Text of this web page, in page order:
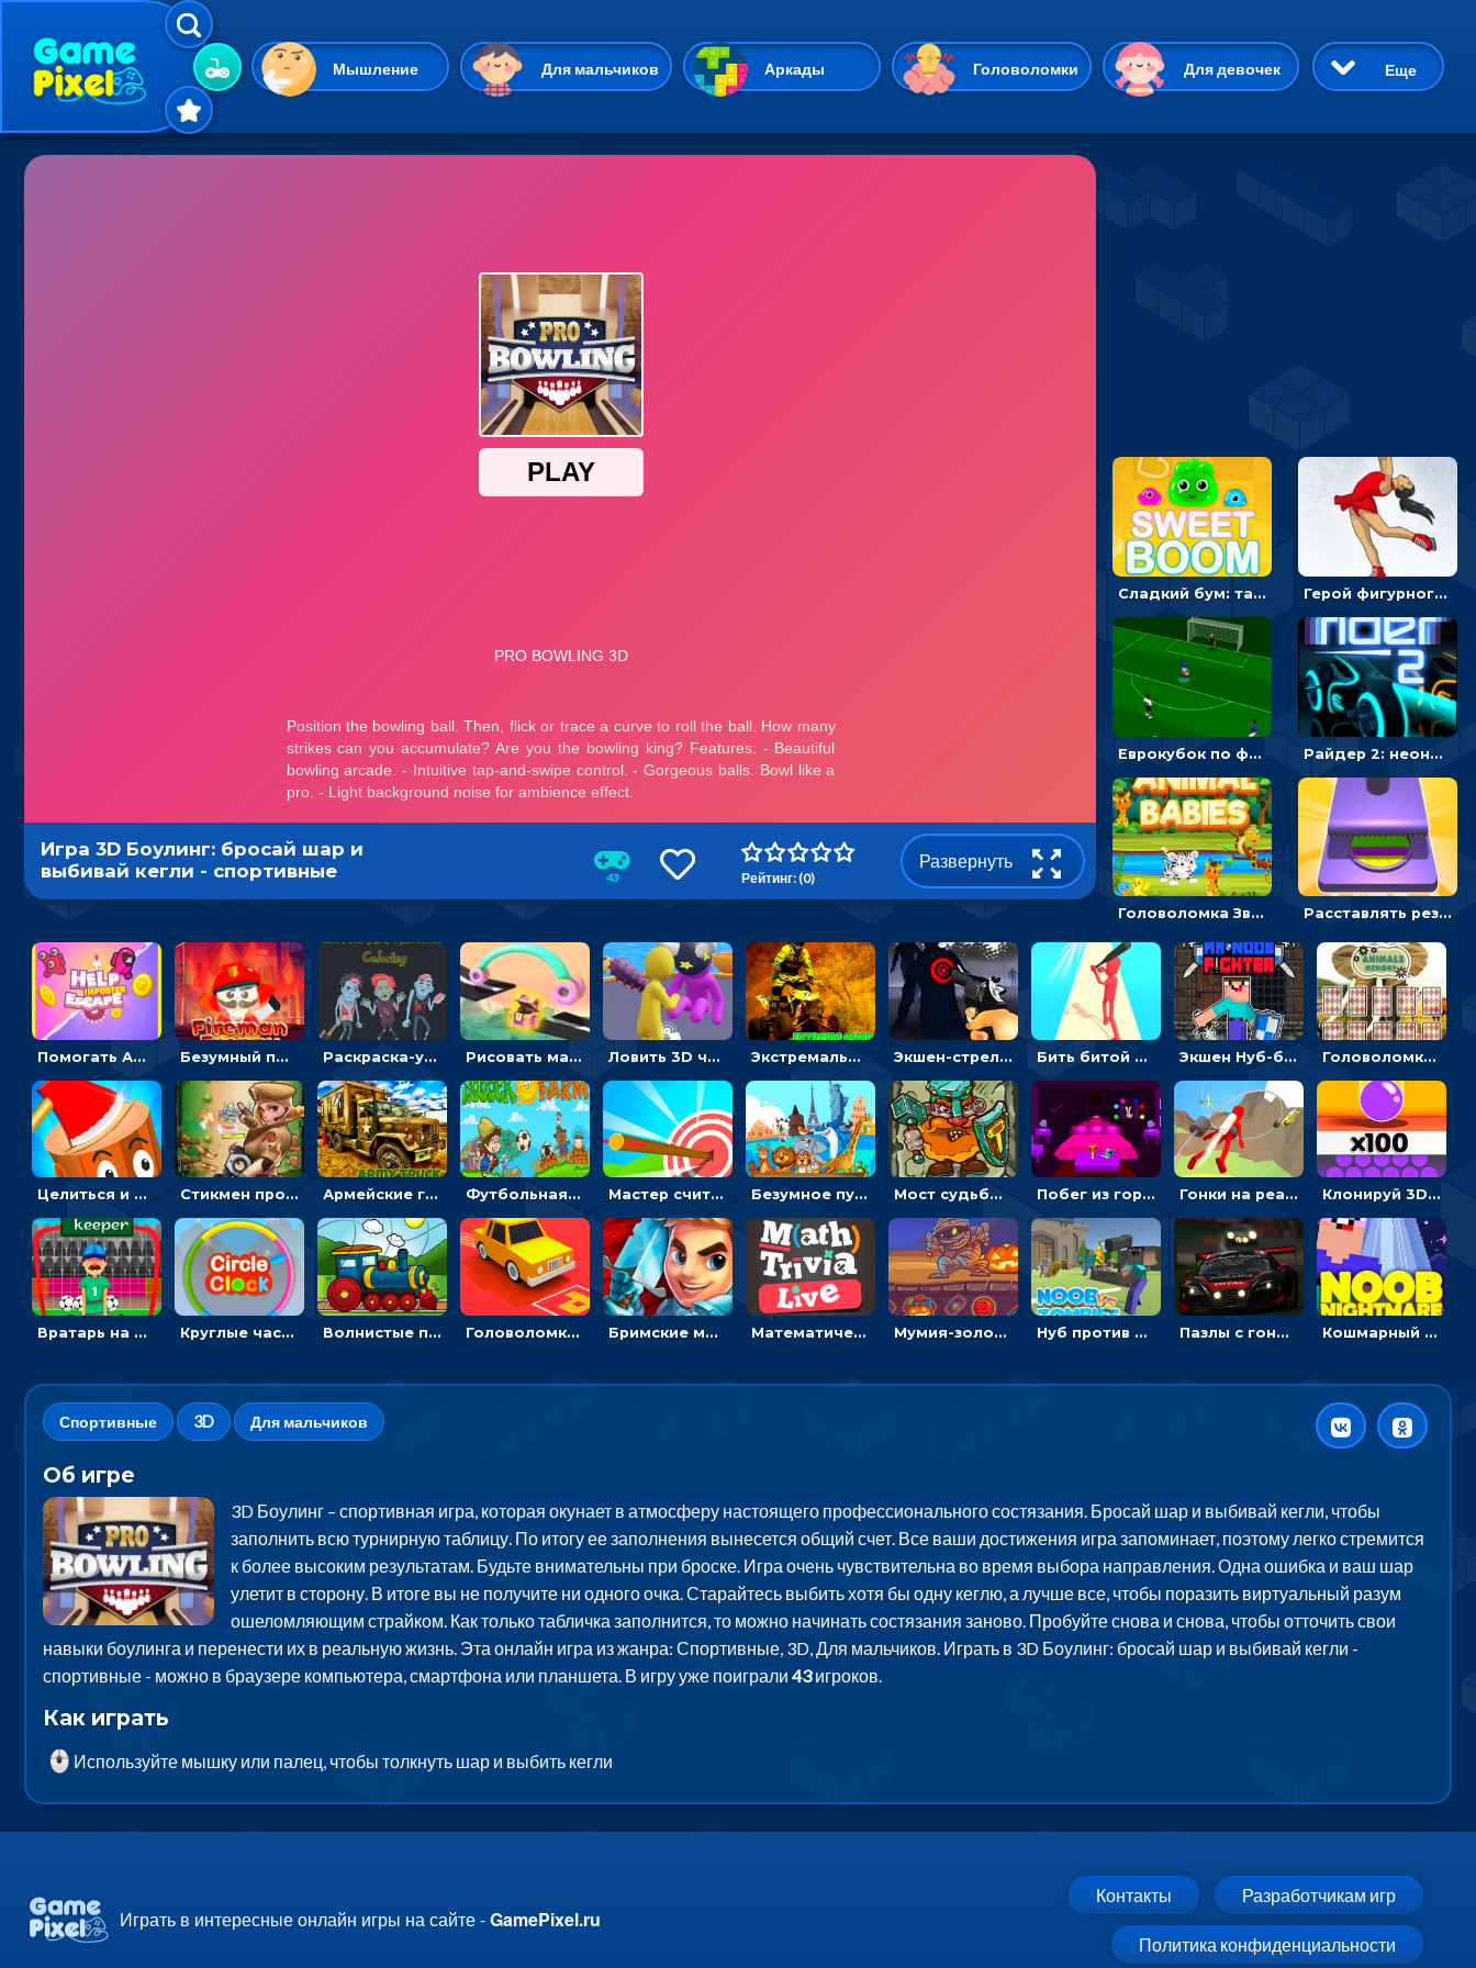
Мышление Для мальчиков Аркады Головоломки Для девочек
Гиперказуальные Казуальные Веселые 3D Приключения
Симуляторы
Пасьянс
Еще
Сладкий бум: тапнуть, чтобы взорвать желейки - головоломка Герой фигурного катания - спортивные соревнования онлайн
Еврокубок по футболу 2021 в 3D: пасуй мяч и бей по воротам соперника Райдер 2: неоновые гонки на мотоциклах
Головоломка Звери-малыши: открывай карточки по очереди, чтобы найти одинаковые Расставлять резиновые кубики, чтобы делать поп-ит - гиперказуальные
Игра 3D Боулинг: бросай шар и
выбивай кегли - спортивные
43 Рейтинг: (0)
Развернуть
Помогать Амонг Ас бежать из комнаты через преграды - приключения Безумный пожарный: направлять шланг, чтобы тушить горящие бревна Раскраска-ужастик: разукрась зомби и скелетов Рисовать машину и выигрывать гонку - для мальчиков Ловить 3D человечком своего цвета и собирать драгоценности - гиперказуалка Экстремальные пазлы с квадроциклами: собирать крутые тачки Экшен-стрелялка по зомби: целиться и попадать в бегущих монстров Бить битой по шарику, чтобы сбивать кубики с буквами на пути к финишу - 3D Экшен Нуб-боец: прыгать через препятствия или бить врагов мечом Головоломка с животными: переворачивать карточки, чтобы находить пару
Целиться и метать топор в 3D мишени Стикмен против Зомби: стрелять в зомби и развивать воина Армейские грузовики в пазлах: собери военную машину Футбольная ферма: бей по мячу, чтобы забивать в ворота и ловить звезды Мастер считать стрелы: увеличивать запас, чтобы поразить больше целей Безумное путешествие друзей по миру: собирать пазлы из фото с животными Мост судьбы: прыгать по платформам и бить молотом орков Побег из горной деревни: решай головоломки, чтобы открыть ворота Гонки на реактивном ранце: избегать преград, чтобы лететь к финишу Клонируй 3D шарики и сливай их в воронку
Вратарь на футбольном поле: тапай, чтобы отбивать мячи в воротах ногами и руками - спортивные Круглые часы: ловить цветную стрелку в одинаковом участке циферблата Волнистые пазлы с транспортом: собирай картинку из частей Головоломка Парк-стоянка: рисовать линии, чтобы парковать машины Бримские мечи: бежать через преграды, бить врагов и собирать монеты Математическая викторина мультиплеер: решать примеры на время Мумия-золотоискатель: закидывать бинты, чтобы доставать сокровища Нуб против Зомби: направлять линию на врага и бить молотом Пазлы с гоночными автомобилями: собери свой болид по частям Кошмарный сон Нуба: балансируй, чтобы выжить
Спортивные 3D Для мальчиков
Об игре
3D Боулинг – спортивная игра, которая окунает в атмосферу настоящего профессионального состязания. Бросай шар и выбивай кегли, чтобы
заполнить всю турнирную таблицу. По итогу ее заполнения вынесется общий счет. Все ваши достижения игра запоминает, поэтому легко стремится
к более высоким результатам. Будьте внимательны при броске. Игра очень чувствительна во время выбора направления. Одна ошибка и ваш шар
улетит в сторону. В итоге вы не получите ни одного очка. Старайтесь выбить хотя бы одну кеглю, а лучше все, чтобы поразить виртуальный разум
ошеломляющим страйком. Как только табличка заполнится, то можно начинать состязания заново. Пробуйте снова и снова, чтобы отточить свои
навыки боулинга и перенести их в реальную жизнь. Эта онлайн игра из жанра: Спортивные, 3D, Для мальчиков. Играть в 3D Боулинг: бросай шар и выбивай кегли -
спортивные - можно в браузере компьютера, смартфона или планшета. В игру уже поиграли 43игроков.
Как играть
Используйте мышку или палец, чтобы толкнуть шар и выбить кегли
Играть в интересные онлайн игры на сайте -GamePixel.ru
Контакты Разработчикам игр
Политика конфиденциальности